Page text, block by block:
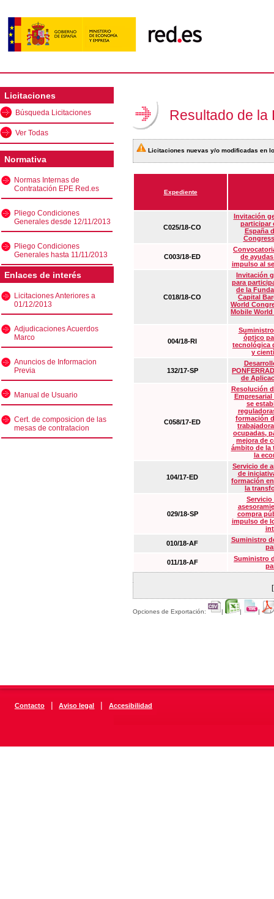
Licitaciones
Búsqueda Licitaciones
Ver Todas
Normativa
Normas Internas de
Contratación EPE Red.es
Pliego Condiciones
Generales desde 12/11/2013
Pliego Condiciones
Generales hasta 11/11/2013
Enlaces de interés
Licitaciones Anteriores a
01/12/2013
Adjudicaciones Acuerdos
Marco
Anuncios de Informacion
Previa
Manual de Usuario
Cert. de composicion de las
mesas de contratacion
Resultado de la
Licitaciones nuevas y/o modificadas en
Expediente
C025/18-CO
Invitación
participar
España
C003/18-ED
de
impulso al
C018/18-CO
Invitación
para
de la
Capital
World
Mobile
004/18-RI
óptico
tecnológica
y
132/17-SP
de
C058/17-ED
Resolución
Empresarial
se
formación
ocupadas,
mejora de
ámbito de la
la
104/17-ED
Servicio de
de
formación
la
029/18-SP
Servicio
compra
impulso de
010/18-AF
Suministro
011/18-AF
Suministro
Opciones de Exportación: | | |
Contacto | Aviso legal | Accesibilidad